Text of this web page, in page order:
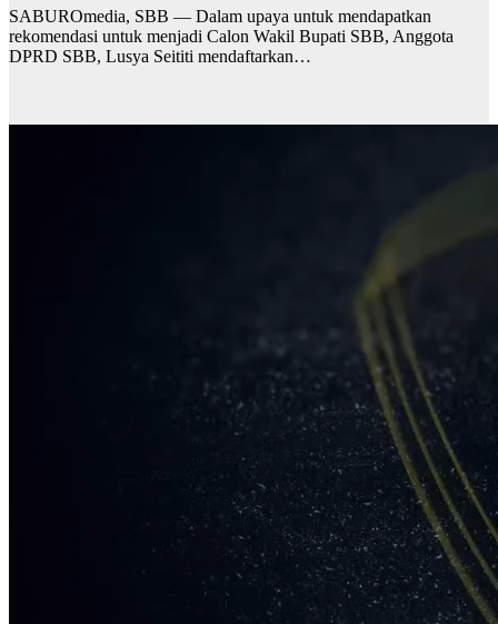
SABUROmedia, SBB — Dalam upaya untuk mendapatkan
rekomendasi untuk menjadi Calon Wakil Bupati SBB, Anggota
DPRD SBB, Lusya Seititi mendaftarkan…